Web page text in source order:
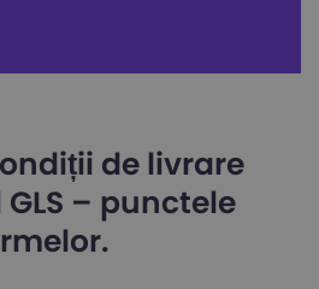
de livrare
– punctele